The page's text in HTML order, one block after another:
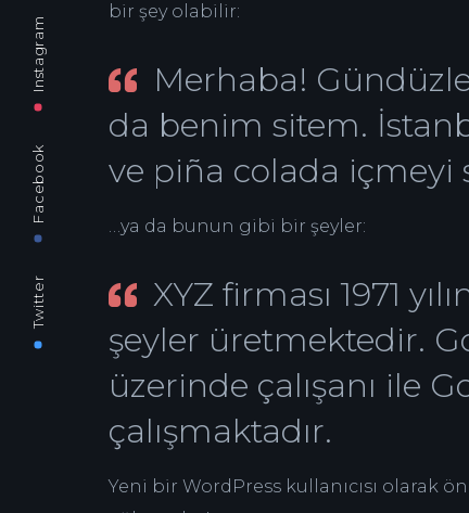
Twitter
Facebook
Instagram
bir şey olabilir:
Merhaba!
da benim sitem.
ve piña colada içmeyi
…ya da bunun gibi bir şeyler:
XYZ firması 1971
şeyler üretmektedir.
üzerinde çalışanı ile
çalışmaktadır.
Yeni bir WordPress kullanıcısı olarak